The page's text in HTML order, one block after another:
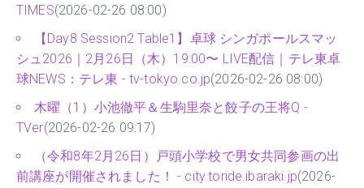
TIMES(2026-02-26 08:00)
【Day8 Session2 Table1】卓球 シンガポールスマッ
シュ2026｜2月26日（木）19:00〜 LIVE配信｜テレ東卓
球NEWS：テレ東 - tv-tokyo.co.jp(2026-02-26 08:00)
木曜（1）小池徹平＆生駒里奈と餃子の王将Q -
TVer(2026-02-26 09:17)
（令和8年2月26日）戸頭小学校で男女共同参画の出
前講座が開催されました！ - city.toride.ibaraki.jp(2026-